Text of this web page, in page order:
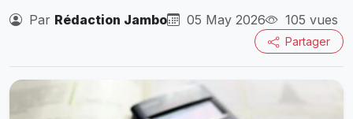
Par Rédaction Jambo 05 May 2026 105 vues
Partager